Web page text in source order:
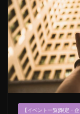
【イベント一覧(限定・企